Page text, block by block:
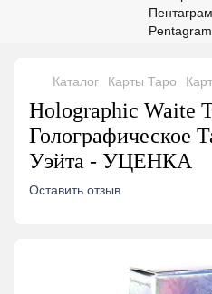
Каталог Карты Таро
Holographic Waite
Голографическое
Уэйта - УЦЕНКА
Оставить отзыв